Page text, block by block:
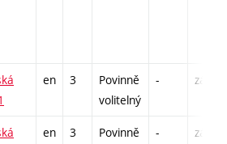
en 3
Povinně
volitelný
- zá,zk
en 3
Povinně
- zá,zk